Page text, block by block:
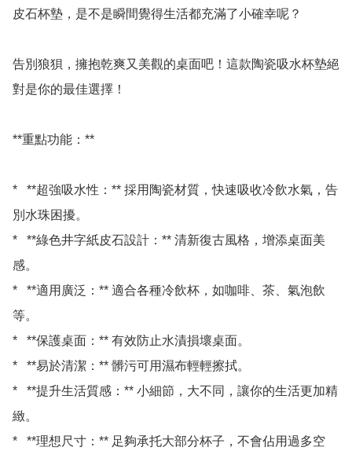
皮石杯墊，是不是瞬間覺得生活都充滿了小確幸呢？
告別狼狽，擁抱乾爽又美觀的桌面吧！這款陶瓷吸水杯墊絕
對是你的最佳選擇！
**重點功能：**
*   **超強吸水性：** 採用陶瓷材質，快速吸收冷飲水氣，告
別水珠困擾。
*   **綠色井字紙皮石設計：** 清新復古風格，增添桌面美
感。
*   **適用廣泛：** 適合各種冷飲杯，如咖啡、茶、氣泡飲
等。
*   **保護桌面：** 有效防止水漬損壞桌面。
*   **易於清潔：** 髒污可用濕布輕輕擦拭。
*   **提升生活質感：** 小細節，大不同，讓你的生活更加精
緻。
*   **理想尺寸：** 足夠承托大部分杯子，不會佔用過多空